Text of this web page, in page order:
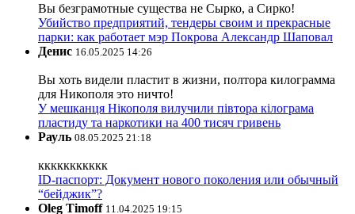
Вы безграмотные существа не Сырко, а Сирко!
Убийство предприятий, тендеры своим и прекрасные
парки: как работает мэр Покрова Александр Шаповал
Денис 16.05.2025 14:26
Вы хоть видели пластит в жизни, полтора килограмма
для Никополя это ничто!
У мешканця Нікополя вилучили півтора кілограма
пластиду та наркотики на 400 тисяч гривень
Рауль 08.05.2025 21:18
ккккккккккк
ID-паспорт: Документ нового поколения или обычный
“бейджик”?
Oleg Timoff 11.04.2025 19:15